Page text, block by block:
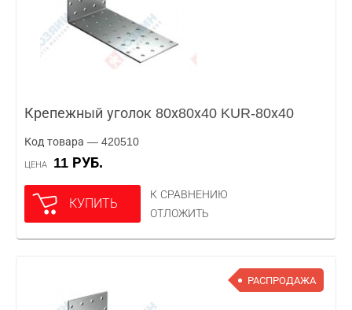
Крепежный уголок 80х80х40 KUR-80х40
Код товара — 420510
ЦЕНА 11 РУБ.
КУПИТЬ
К СРАВНЕНИЮ
ОТЛОЖИТЬ
РАСПРОДАЖА